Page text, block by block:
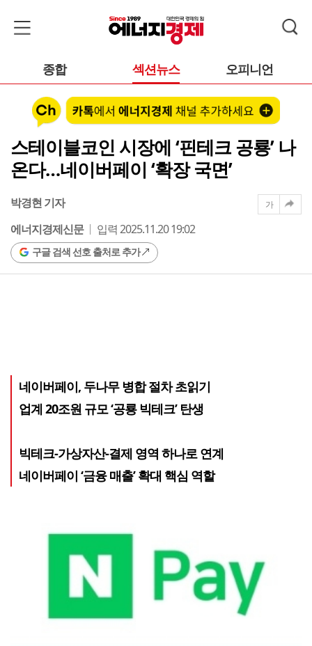
종합 섹션뉴스 오피니언
스테이블코인 시장에 ‘핀테크 공룡’ 나
온다…네이버페이 ‘확장 국면’
박경현 기자
에너지경제신문
입력 2025.11.20 19:02
구글 검색 선호 출처로 추가
가
네이버페이, 두나무 병합 절차 초읽기
업계 20조원 규모 ‘공룡 빅테크’ 탄생
빅테크-가상자산-결제 영역 하나로 연계
네이버페이 ‘금융 매출’ 확대 핵심 역할